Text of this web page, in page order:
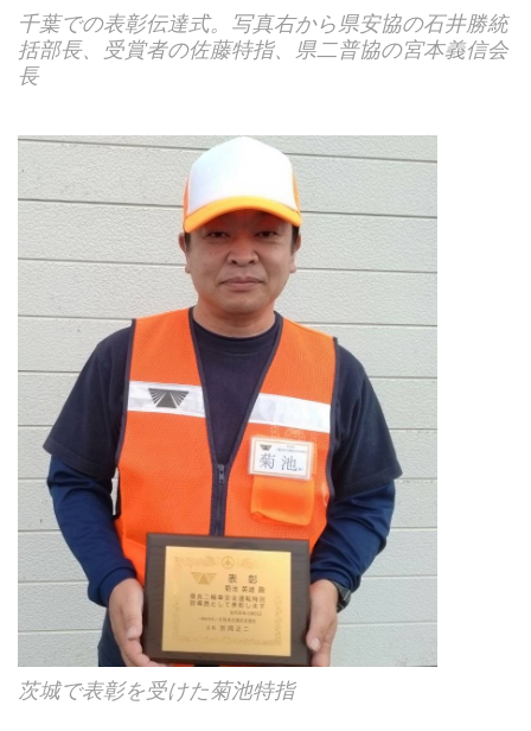
千葉での表彰伝達式。写真右から県安協の石井勝統
括部長、受賞者の佐藤特指、県二普協の宮本義信会
長
茨城で表彰を受けた菊池特指